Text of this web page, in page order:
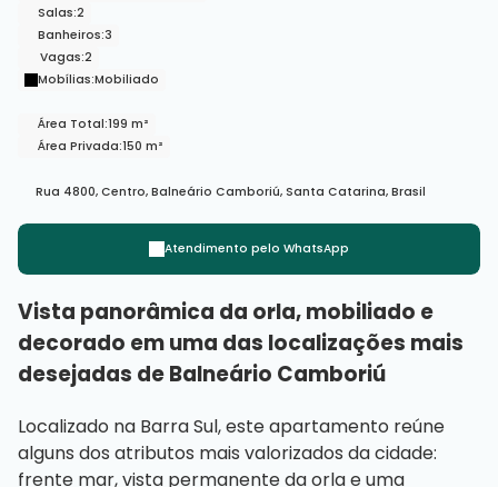
Salas:2
Banheiros:3
Vagas:2
Mobílias:Mobiliado
Área Total:199 m²
Área Privada:150 m²
Rua 4800,Centro,Balneário Camboriú,Santa Catarina,Brasil
Atendimento pelo WhatsApp
Vista panorâmica da orla, mobiliado e
decorado em uma das localizações mais
desejadas de Balneário Camboriú
Localizado na Barra Sul, este apartamento reúne
alguns dos atributos mais valorizados da cidade:
frente mar, vista permanente da orla e uma